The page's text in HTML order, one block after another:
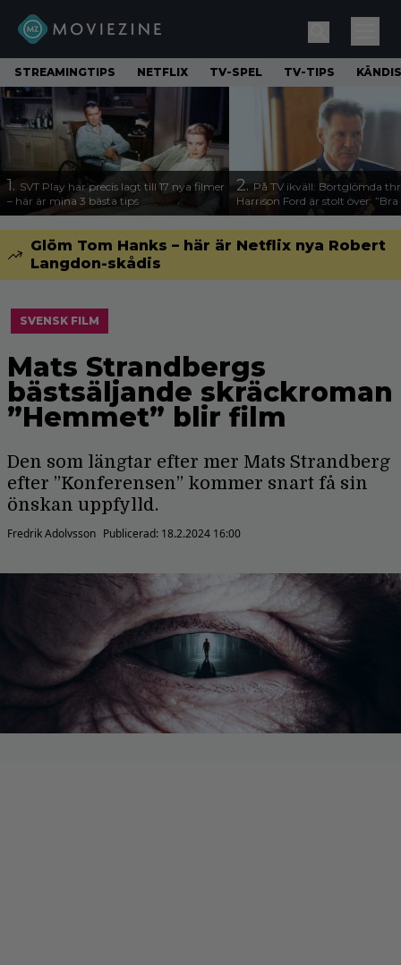
STREAMINGTIPS NETFLIX TV-SPEL TV-TIPS
1. SVT Play har precis lagt till 17 nya filmer
– här är mina 3 bästa tips
2. På TV ikväll: Bortglömda
Harrison Ford är stolt över:
Glöm Tom Hanks – här är Netflix nya Robert
Langdon-skådis
SVENSK FILM
Mats Strandbergs
bästsäljande skräckroman
”Hemmet” blir film
Den som längtar efter mer Mats Strandberg
efter ”Konferensen” kommer snart få sin
önskan uppfylld.
Fredrik Adolvsson Publicerad: 18.2.2024 16:00